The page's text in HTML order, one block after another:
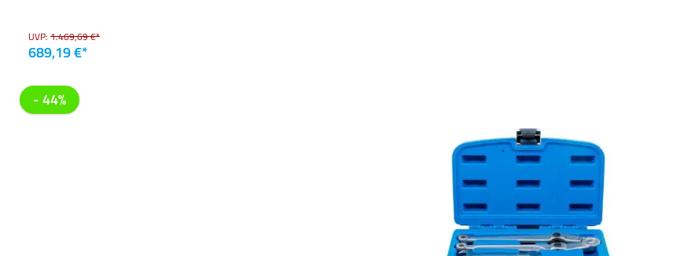
UVP: 1.469,69 €*
689,19 €*
- 44%